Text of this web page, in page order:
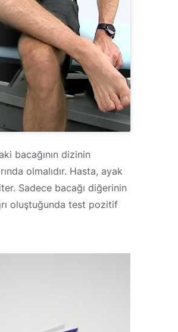
bacağının dizinin
olmalıdır. Hasta, ayak
Sadece bacağı diğerinin
oluştuğunda test pozitif